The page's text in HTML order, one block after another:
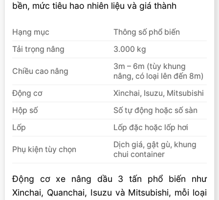
bền, mức tiêu hao nhiên liệu và giá thành
Hạng mục
Thông số phổ biến
Tải trọng nâng
3.000 kg
Chiều cao nâng
3m – 6m (tùy khung
nâng, có loại lên đến 8m)
Động cơ
Xinchai, Isuzu, Mitsubishi
Hộp số
Số tự động hoặc số sàn
Lốp
Lốp đặc hoặc lốp hơi
Phụ kiện tùy chọn
Dịch giá, gật gù, khung
chui container
Động cơ xe nâng dầu 3 tấn phổ biến như
Xinchai, Quanchai, Isuzu và Mitsubishi, mỗi loại